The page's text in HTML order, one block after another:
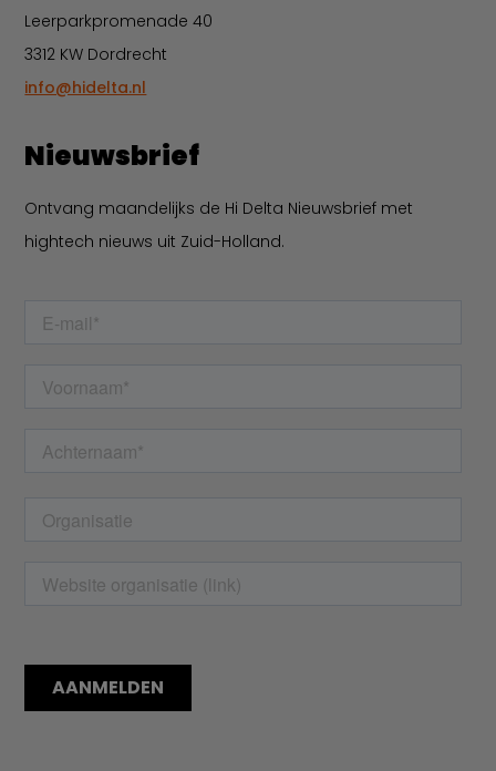
Leerparkpromenade 40
3312 KW Dordrecht
info@hidelta.nl
Nieuwsbrief
Ontvang maandelijks de Hi Delta Nieuwsbrief met
hightech nieuws uit Zuid-Holland.